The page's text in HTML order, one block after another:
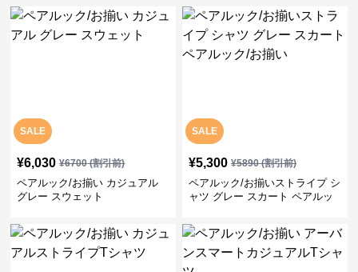
SALE
¥6,030 ¥6700(割引前)
ペアルック/お揃い カジュアル
グレー スウェット
SALE
¥5,300 ¥5890(割引前)
ペアルック/お揃いストライプ シ
ャツ グレー スカート ペアルッ